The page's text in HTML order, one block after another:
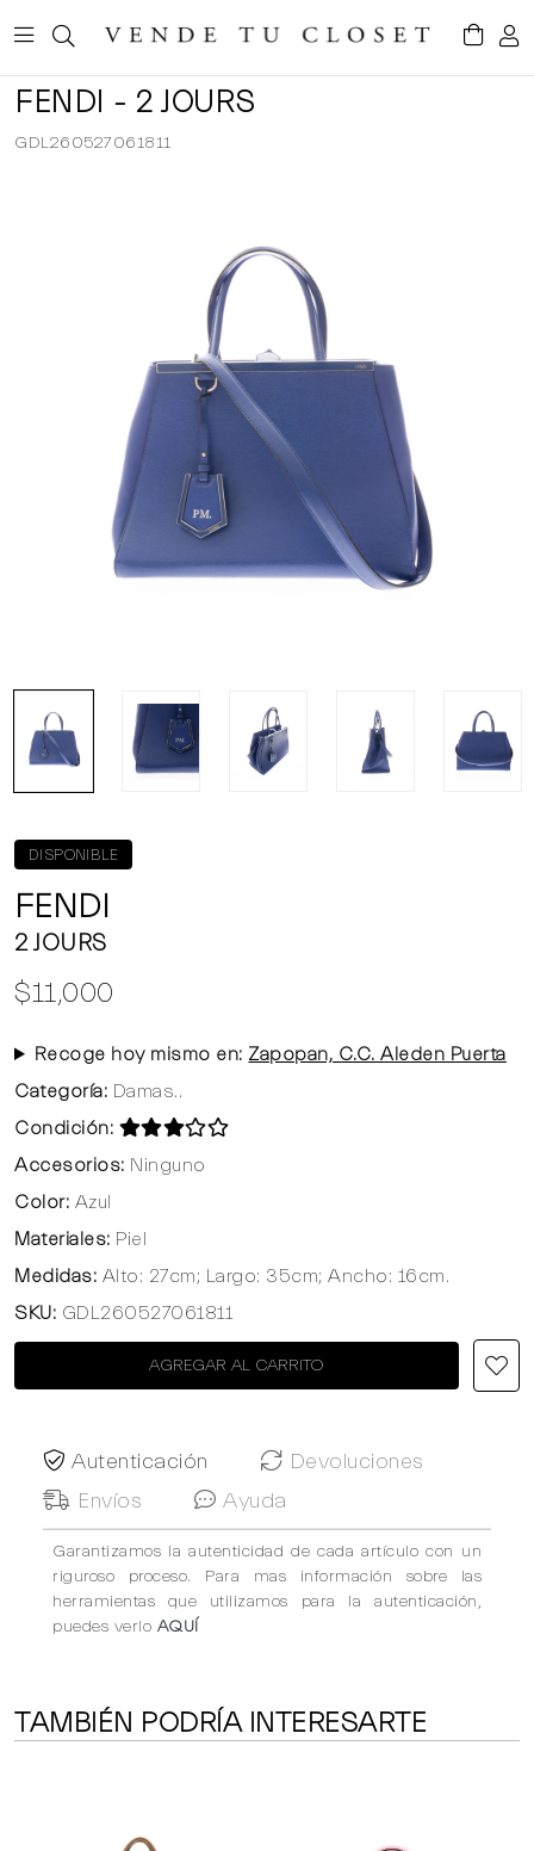
FENDI - 2 JOURS
GDL260527061811
DISPONIBLE
FENDI
2 JOURS
$11,000
Recoge hoy mismo en: Zapopan, C.C. Aleden Puerta
Categoría: Damas..
Condición:
Accesorios: Ninguno
Color: Azul
Materiales: Piel
Medidas: Alto: 27cm; Largo: 35cm; Ancho: 16cm.
SKU: GDL260527061811
AGREGAR AL CARRITO
Autenticación
Devoluciones
Envíos
Ayuda
Garantizamos la autenticidad de cada artículo con un
riguroso proceso. Para mas información sobre las
herramientas que utilizamos para la autenticación,
puedes verlo AQUÍ
TAMBIÉN PODRÍA INTERESARTE